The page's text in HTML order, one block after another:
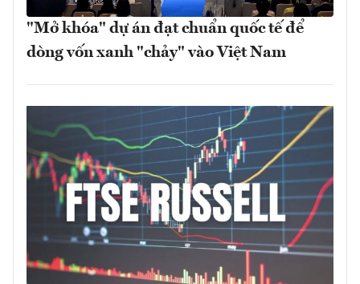
"Mở khóa" dự án đạt chuẩn quốc tế để
dòng vốn xanh "chảy" vào Việt Nam